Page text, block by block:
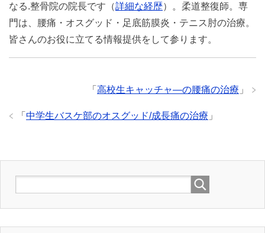
なる.整骨院の院長です（詳細な経歴）。柔道整復師。専
門は、腰痛・オスグッド・足底筋膜炎・テニス肘の治療。
皆さんのお役に立てる情報提供をして参ります。
「 高校生キャッチャ―の腰痛の治療 」
「 中学生バスケ部のオスグッド/成長痛の治療 」